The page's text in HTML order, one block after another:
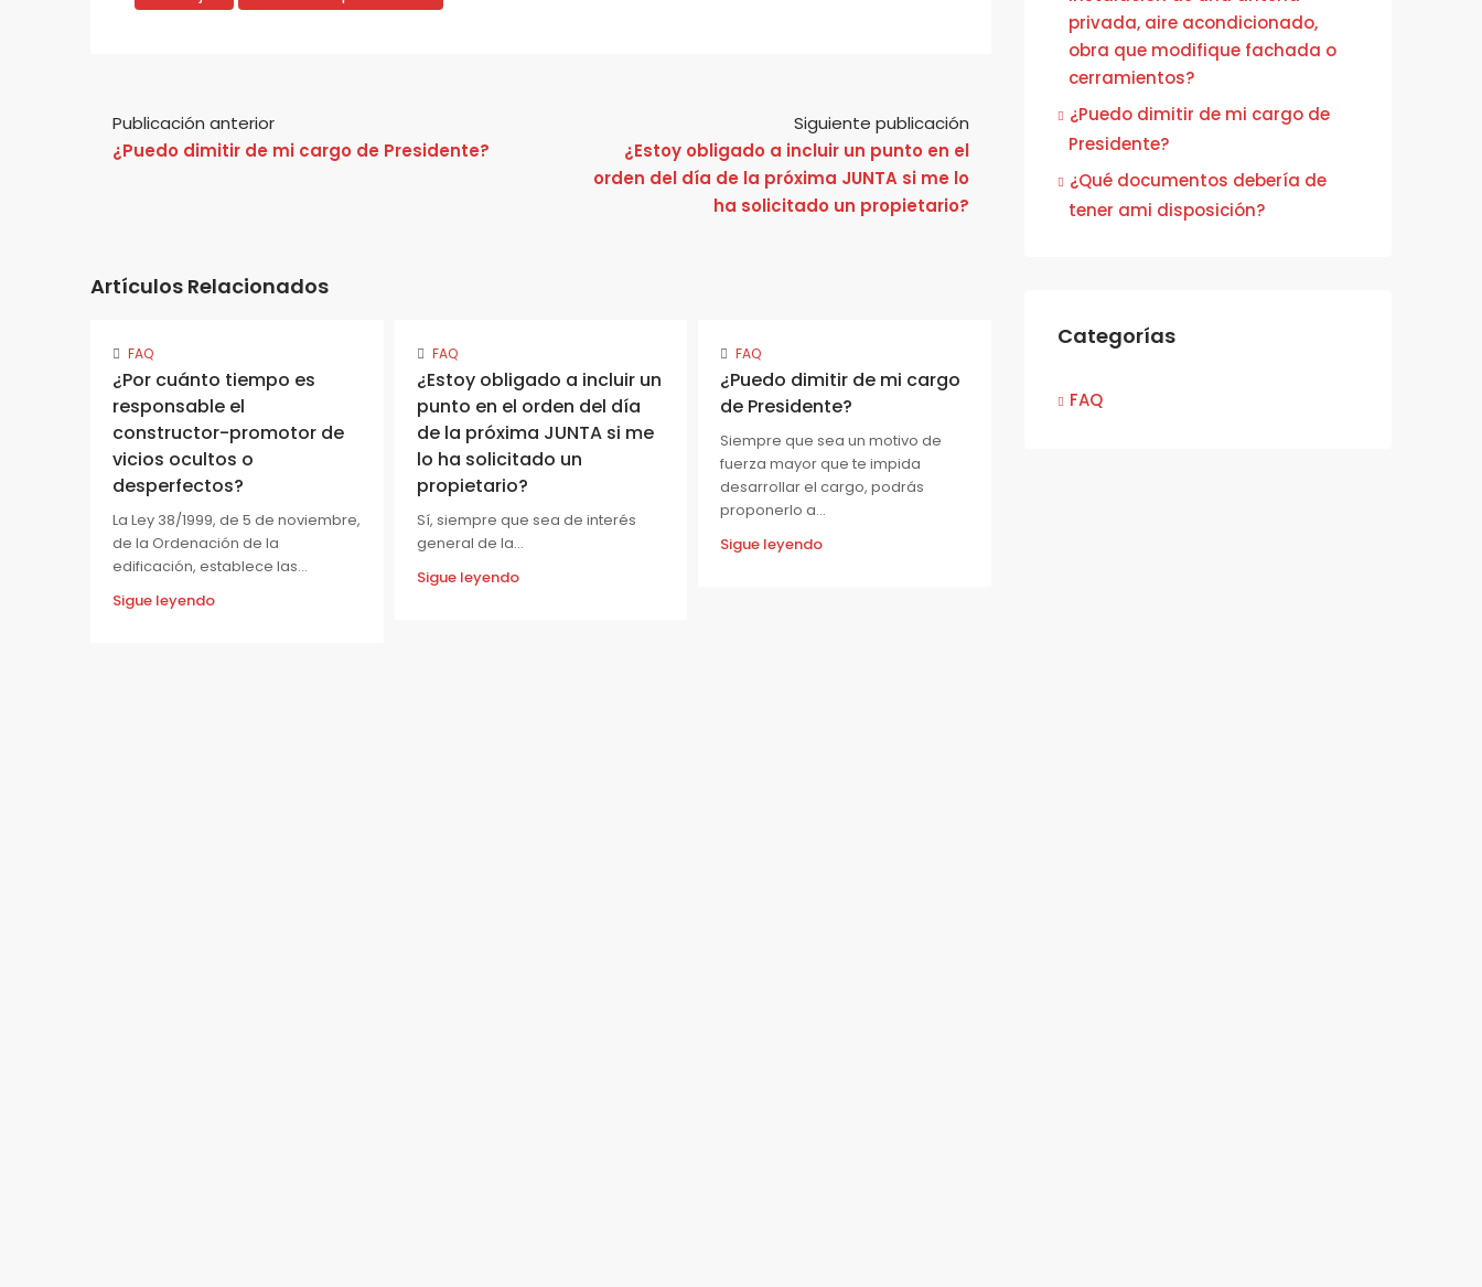
Publicación anterior
¿Puedo dimitir de mi cargo de Presidente?
Siguiente publicación
¿Estoy obligado a incluir un punto en el
orden del día de la próxima JUNTA si me lo
ha solicitado un propietario?
Artículos Relacionados
FAQ
¿Por cuánto tiempo es
responsable el
constructor-promotor de
vicios ocultos o
desperfectos?
La Ley 38/1999, de 5 de noviembre,
de la Ordenación de la
edificación, establece las...
Sigue leyendo
FAQ
¿Estoy obligado a incluir un
punto en el orden del día
de la próxima JUNTA si me
lo ha solicitado un
propietario?
Sí, siempre que sea de interés
general de la...
Sigue leyendo
FAQ
¿Puedo dimitir de mi cargo
de Presidente?
Siempre que sea un motivo de
fuerza mayor que te impida
desarrollar el cargo, podrás
proponerlo a...
Sigue leyendo
privada, aire acondicionado,
obra que modifique fachada o
cerramientos?
¿Puedo dimitir de mi cargo de
Presidente?
¿Qué documentos debería de
tener ami disposición?
Categorías
FAQ